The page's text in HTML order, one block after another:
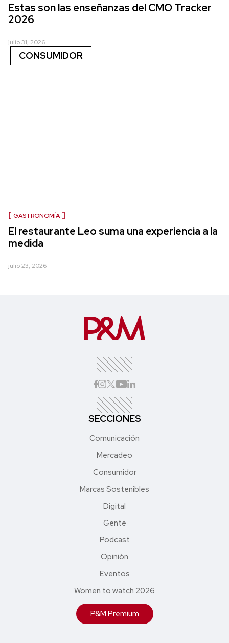
Estas son las enseñanzas del CMO Tracker
2026
julio 31, 2026
CONSUMIDOR
GASTRONOMÍA
El restaurante Leo suma una experiencia a la
medida
julio 23, 2026
SECCIONES
Comunicación
Mercadeo
Consumidor
Marcas Sostenibles
Digital
Gente
Podcast
Opinión
Eventos
Women to watch 2026
P&M Premium